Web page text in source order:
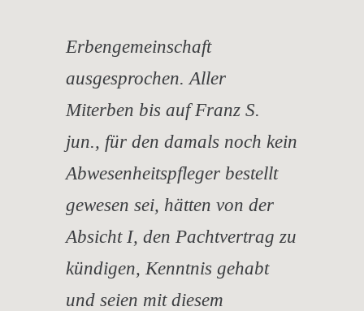
Erbengemeinschaft
ausgesprochen. Aller
Miterben bis auf Franz S.
jun., für den damals noch kein
Abwesenheitspfleger bestellt
gewesen sei, hätten von der
Absicht I, den Pachtvertrag zu
kündigen, Kenntnis gehabt
und seien mit diesem